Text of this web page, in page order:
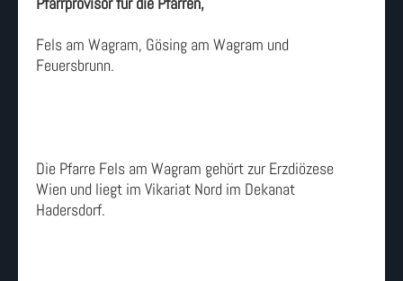
Fels am Wagram, Gösing am Wagram und
Feuersbrunn.
Die Pfarre Fels am Wagram gehört zur Erzdiözese
Wien und liegt im Vikariat Nord im Dekanat
Hadersdorf.